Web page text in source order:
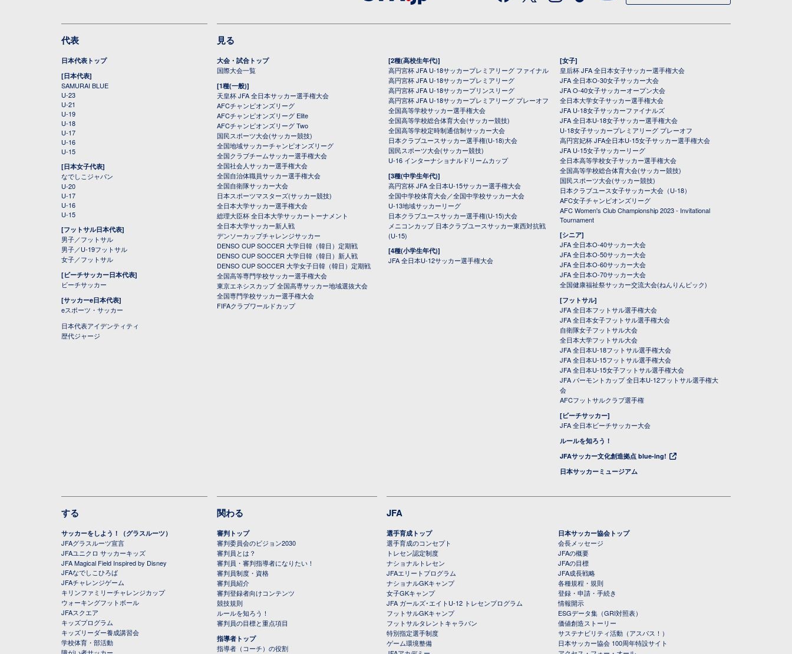
代表
日本代表トップ
[日本代表]
SAMURAI BLUE
U-23
U-21
U-19
U-18
U-17
U-16
U-15
[日本女子代表]
なでしこジャパン
U-20
U-17
U-16
U-15
[フットサル日本代表]
男子／フットサル
男子／U-19フットサル
女子／フットサル
[ビーチサッカー日本代表]
ビーチサッカー
[サッカーe日本代表]
eスポーツ・サッカー
日本代表アイデンティティ
歴代ジャージ
見る
大会・試合トップ
国際大会一覧
[1種(一般)]
天皇杯 JFA 全日本サッカー選手権大会
AFCチャンピオンズリーグ
AFCチャンピオンズリーグ Elite
AFCチャンピオンズリーグ Two
国民スポーツ大会(サッカー競技)
全国地域サッカーチャンピオンズリーグ
全国クラブチームサッカー選手権大会
全国社会人サッカー選手権大会
全国自治体職員サッカー選手権大会
全国自衛隊サッカー大会
日本スポーツマスターズ(サッカー競技)
全日本大学サッカー選手権大会
総理大臣杯 全日本大学サッカートーナメント
全日本大学サッカー新人戦
デンソーカップチャレンジサッカー
DENSO CUP SOCCER 大学日韓（韓日）定期戦
DENSO CUP SOCCER 大学日韓（韓日）新人戦
DENSO CUP SOCCER 大学女子日韓（韓日）定期戦
全国高等専門学校サッカー選手権大会
東京エネシスカップ 全国高専サッカー地域選抜大会
全国専門学校サッカー選手権大会
FIFAクラブワールドカップ
[2種(高校生年代)]
高円宮杯 JFA U-18サッカープレミアリーグ ファイナル
高円宮杯 JFA U-18サッカープレミアリーグ
高円宮杯 JFA U-18サッカープリンスリーグ
高円宮杯 JFA U-18サッカープレミアリーグ プレーオフ
全国高等学校サッカー選手権大会
全国高等学校総合体育大会(サッカー競技)
全国高等学校定時制通信制サッカー大会
日本クラブユースサッカー選手権(U-18)大会
国民スポーツ大会(サッカー競技)
U-16 インターナショナルドリームカップ
[3種(中学生年代)]
高円宮杯 JFA 全日本U-15サッカー選手権大会
全国中学校体育大会／全国中学校サッカー大会
U-13地域サッカーリーグ
日本クラブユースサッカー選手権(U-15)大会
メニコンカップ 日本クラブユースサッカー東西対抗戦
(U-15)
[4種(小学生年代)]
JFA 全日本U-12サッカー選手権大会
[女子]
皇后杯 JFA 全日本女子サッカー選手権大会
JFA 全日本O-30女子サッカー大会
JFA O-40女子サッカーオープン大会
全日本大学女子サッカー選手権大会
JFA U-18女子サッカーファイナルズ
JFA 全日本U-18女子サッカー選手権大会
U-18女子サッカープレミアリーグ プレーオフ
高円宮妃杯 JFA全日本U-15女子サッカー選手権大会
JFA U-15女子サッカーリーグ
全日本高等学校女子サッカー選手権大会
全国高等学校総合体育大会(サッカー競技)
国民スポーツ大会(サッカー競技)
日本クラブユース女子サッカー大会（U-18）
AFC女子チャンピオンズリーグ
AFC Women's Club Championship 2023 - Invitational
Tournament
[シニア]
JFA 全日本O-40サッカー大会
JFA 全日本O-50サッカー大会
JFA 全日本O-60サッカー大会
JFA 全日本O-70サッカー大会
全国健康福祉祭サッカー交流大会(ねんりんピック)
[フットサル]
JFA 全日本フットサル選手権大会
JFA 全日本女子フットサル選手権大会
自衛隊女子フットサル大会
全日本大学フットサル大会
JFA 全日本U-18フットサル選手権大会
JFA 全日本U-15フットサル選手権大会
JFA 全日本U-15女子フットサル選手権大会
JFA バーモントカップ 全日本U-12フットサル選手権大
会
AFCフットサルクラブ選手権
[ビーチサッカー]
JFA 全日本ビーチサッカー大会
ルールを知ろう！
JFAサッカー文化創造拠点 blue-ing!
日本サッカーミュージアム
する
サッカーをしよう！（グラスルーツ）
JFAグラスルーツ宣言
JFAユニクロ サッカーキッズ
JFA Magical Field Inspired by Disney
JFAなでしこひろば
JFAチャレンジゲーム
キリンファミリーチャレンジカップ
ウォーキングフットボール
JFAスクエア
キッズプログラム
キッズリーダー養成講習会
学校体育・部活動
関わる
審判トップ
審判委員会のビジョン2030
審判員とは？
審判員・審判指導者になりたい！
審判員制度・資格
審判員紹介
審判登録者向けコンテンツ
競技規則
ルールを知ろう！
審判員の目標と重点項目
指導者トップ
指導者（コーチ）の役割
JFA
選手育成トップ
選手育成のコンセプト
トレセン認定制度
ナショナルトレセン
JFAエリートプログラム
ナショナルGKキャンプ
女子GKキャンプ
JFA ガールズ･エイトU-12 トレセンプログラム
フットサルGKキャンプ
フットサルタレントキャラバン
特別指定選手制度
ゲーム環境整備
日本サッカー協会トップ
会長メッセージ
JFAの概要
JFAの目標
JFA成長戦略
各種規程・規則
登録・申請・手続き
情報開示
ESGデータ集（GRI対照表）
価値創造ストーリー
サステナビリティ活動（アスパス！）
日本サッカー協会 100周年特設サイト